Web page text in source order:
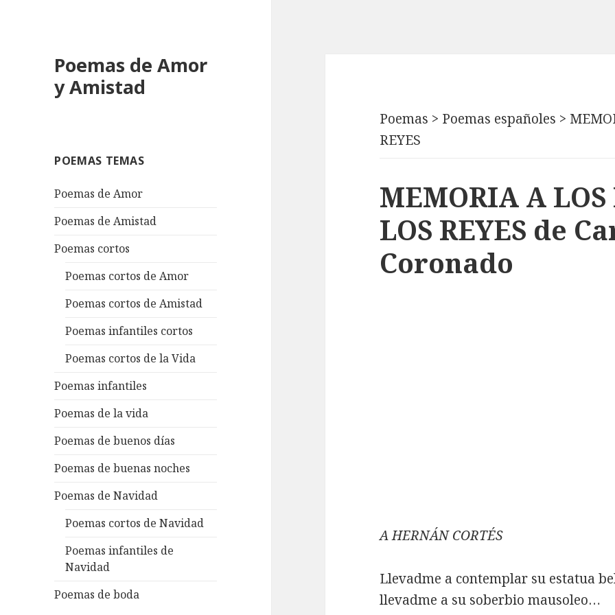
Poemas de Amor
y Amistad
POEMAS TEMAS
Poemas de Amor
Poemas de Amistad
Poemas cortos
Poemas cortos de Amor
Poemas cortos de Amistad
Poemas infantiles cortos
Poemas cortos de la Vida
Poemas infantiles
Poemas de la vida
Poemas de buenos días
Poemas de buenas noches
Poemas de Navidad
Poemas cortos de Navidad
Poemas infantiles de
Navidad
Poemas de boda
Poemas > Poemas españoles >
REYES
MEMORIA A LOS
LOS REYES de
Coronado
A HERNÁN CORTÉS
Llevadme a contemplar su estatua
llevadme a su soberbio mausoleo…